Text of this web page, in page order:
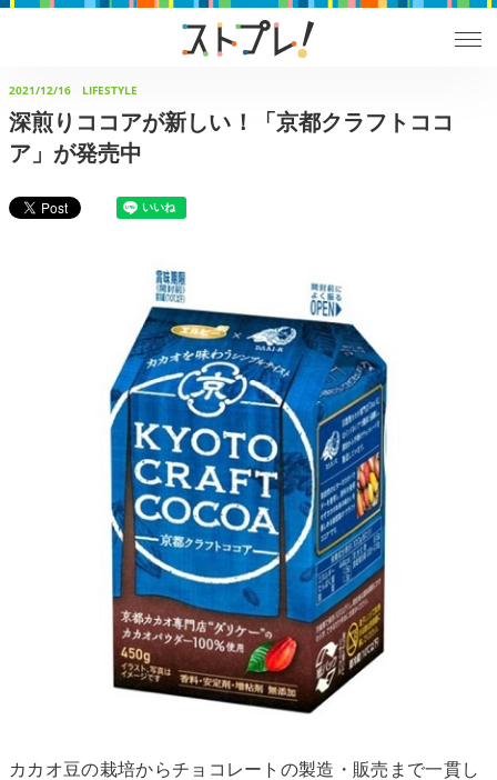
2021/12/16 LIFESTYLE
深煎りココアが新しい！「京都クラフトココ
ア」が発売中
カカオ豆の栽培からチョコレートの製造・販売まで一貫し